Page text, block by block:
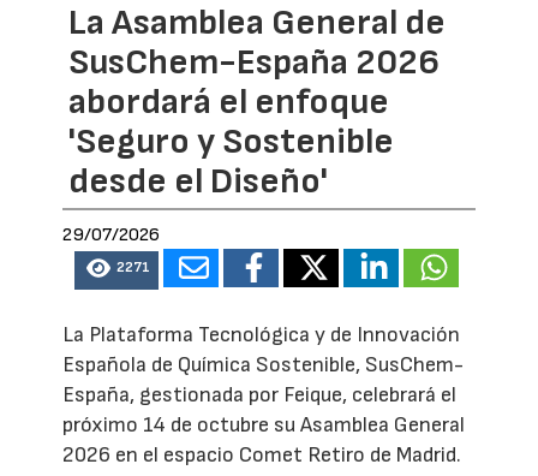
La Asamblea General de
SusChem-España 2026
abordará el enfoque
'Seguro y Sostenible
desde el Diseño'
29/07/2026
2271
La Plataforma Tecnológica y de Innovación
Española de Química Sostenible, SusChem-
España, gestionada por Feique, celebrará el
próximo 14 de octubre su Asamblea General
2026 en el espacio Comet Retiro de Madrid.